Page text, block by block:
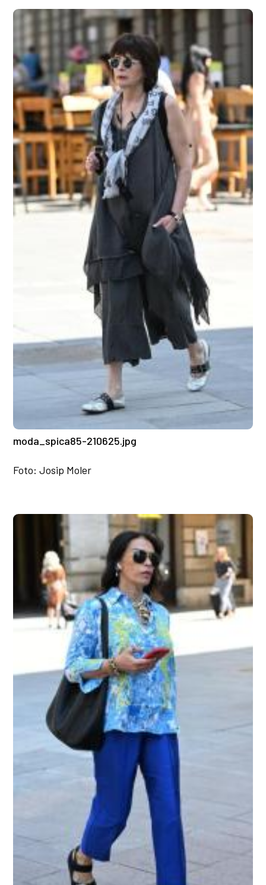
moda_spica85-210625.jpg
Foto: Josip Moler